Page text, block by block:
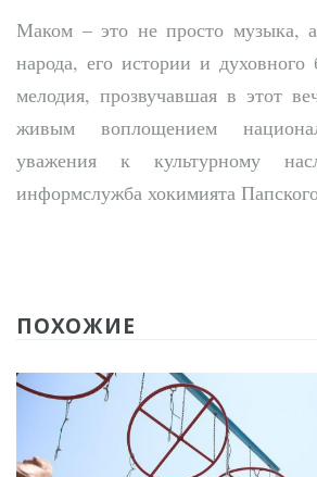
Маком – это не просто музыка,
народа, его истории и духовного
мелодия, прозвучавшая в этот
живым воплощением
уважения к культурному
информслужба хокимията
ПОХОЖИЕ